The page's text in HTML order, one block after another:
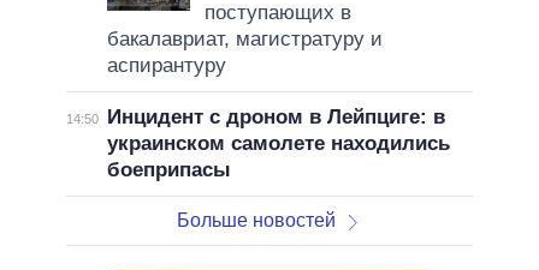
поступающих в
бакалавриат, магистратуру и
аспирантуру
14:50
Инцидент с дроном в Лейпциге: в
украинском самолете находились
боеприпасы
Больше новостей